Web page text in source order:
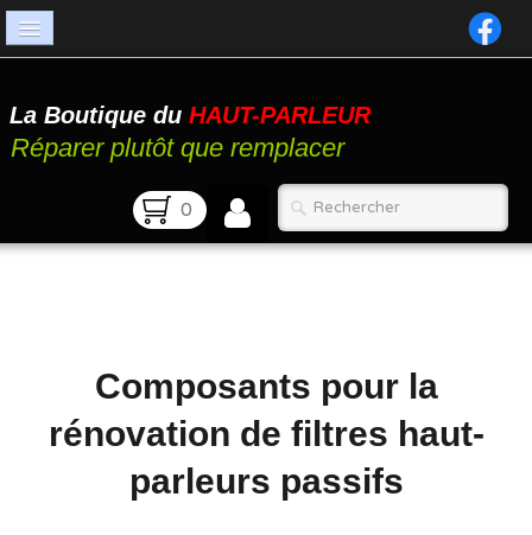
Catalogue
Atelier
La Boutique du HAUT-PARLEUR
Réparer plutôt que remplacer
0
Composants pour la
rénovation de filtres haut-
parleurs passifs